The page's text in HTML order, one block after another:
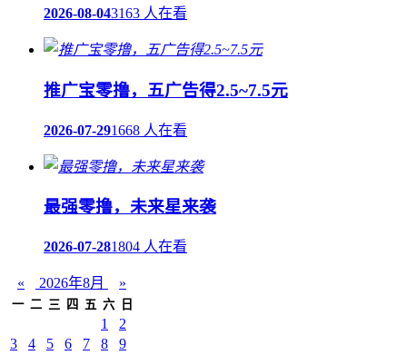
2026-08-043163 人在看
推广宝零撸，五广告得2.5~7.5元
2026-07-291668 人在看
最强零撸，未来星来袭
2026-07-281804 人在看
« 2026年8月 »
一 二 三 四 五 六 日
1
2
3
4 5 6 7 8
9